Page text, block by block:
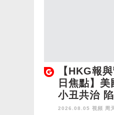
【HKG報
日焦點】
小丑共治
2026.08.05 視頻 周